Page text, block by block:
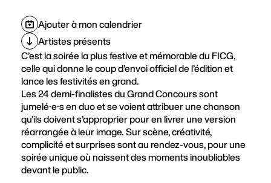
Ajouter à mon calendrier
Artistes présents
C’est la soirée la plus festive et mémorable du FICG,
celle qui donne le coup d’envoi officiel de l’édition et
lance les festivités en grand.
Les 24 demi-finalistes du Grand Concours sont
jumelé·e·s en duo et se voient attribuer une chanson
qu’ils doivent s’approprier pour en livrer une version
réarrangée à leur image. Sur scène, créativité,
complicité et surprises sont au rendez-vous, pour une
soirée unique où naissent des moments inoubliables
devant le public.